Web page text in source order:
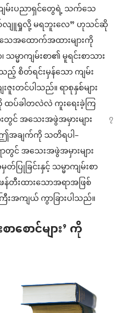
ျမ်းပညာရှင်တွေရဲ့ သက်သေ
ျူရှုလို့ မရဘူးလေ” ဟုသင်ဆို
အထောက်အထားများကို
မ္မာကျမ်းစာ၏ မူရင်းစာသား
ည့် စိတ်ရင်းမှန်သော ကျမ်း
းတင်ပါသည်။ ရာစုနှစ်များ
ထပ်ခါတလဲလဲ ကူးရေးခဲ့ကြ
းတွင် အသေးအဖွဲအမှားများ
အချက်ကို သတိရပါ–
ာတွင် အသေးအဖွဲအမှားများ
ြင်းနှင့် သမ္မာကျမ်းစာ
းထားသောအရာအဖြစ်
အကျယ် ကွာခြားပါသည်။
စောင်များ’ ကို